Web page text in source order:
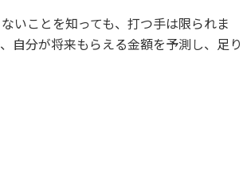
いことを知っても、打つ手は限られま
自分が将来もらえる金額を予測し、足り